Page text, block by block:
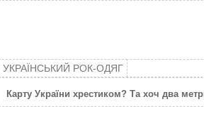
УКРАЇНСЬКИЙ РОК-ОДЯГ
Карту України хрестиком? Та хоч два